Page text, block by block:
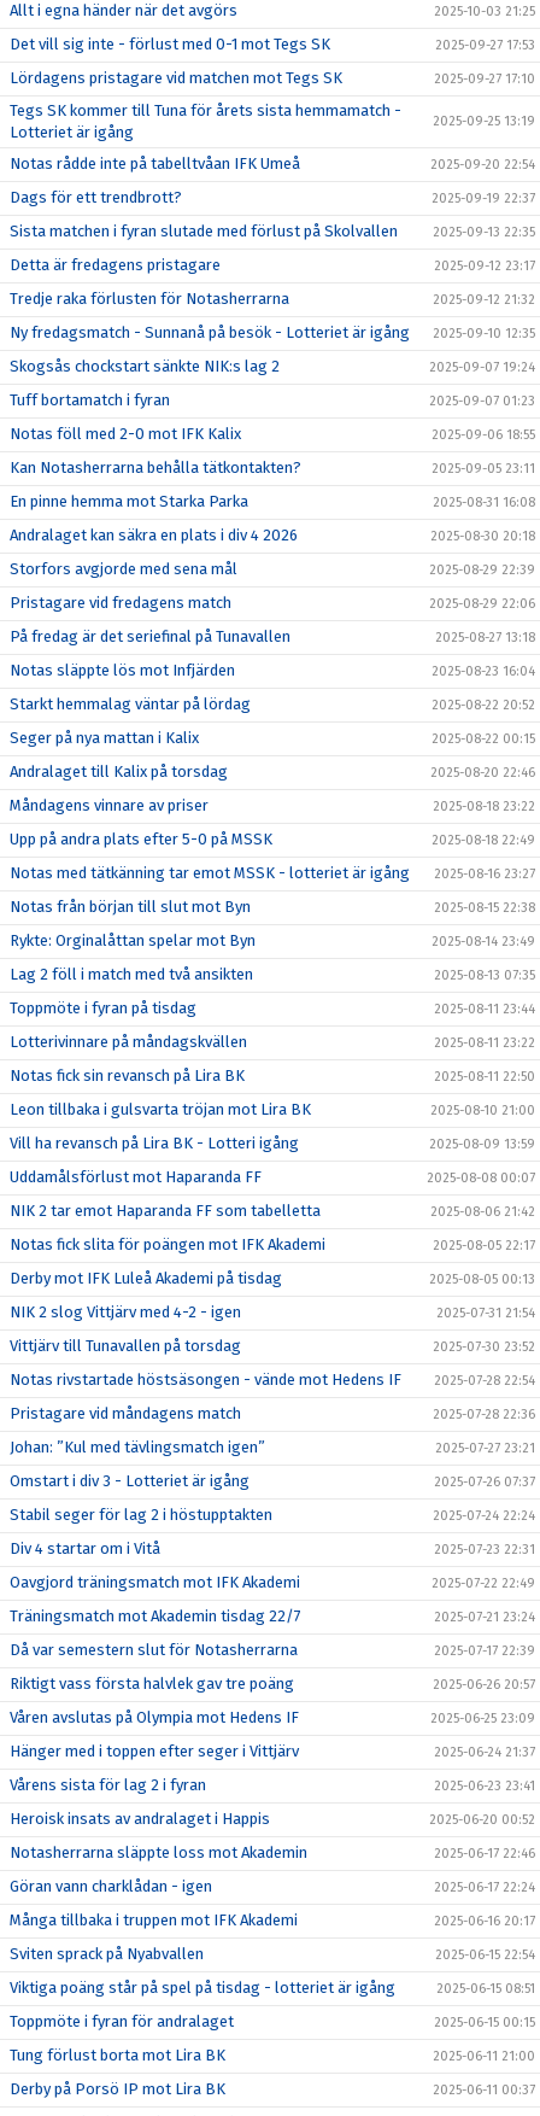
Allt i egna händer när det avgörs 2025-10-03 21:25
Det vill sig inte - förlust med 0-1 mot Tegs SK 2025-09-27 17:53
Lördagens pristagare vid matchen mot Tegs SK 2025-09-27 17:10
Tegs SK kommer till Tuna för årets sista hemmamatch -
Lotteriet är igång
2025-09-25 13:19
Notas rådde inte på tabelltvåan IFK Umeå 2025-09-20 22:54
Dags för ett trendbrott? 2025-09-19 22:37
Sista matchen i fyran slutade med förlust på Skolvallen 2025-09-13 22:35
Detta är fredagens pristagare 2025-09-12 23:17
Tredje raka förlusten för Notasherrarna 2025-09-12 21:32
Ny fredagsmatch - Sunnanå på besök - Lotteriet är igång 2025-09-10 12:35
Skogsås chockstart sänkte NIK:s lag 2 2025-09-07 19:24
Tuff bortamatch i fyran 2025-09-07 01:23
Notas föll med 2-0 mot IFK Kalix 2025-09-06 18:55
Kan Notasherrarna behålla tätkontakten? 2025-09-05 23:11
En pinne hemma mot Starka Parka 2025-08-31 16:08
Andralaget kan säkra en plats i div 4 2026 2025-08-30 20:18
Storfors avgjorde med sena mål 2025-08-29 22:39
Pristagare vid fredagens match 2025-08-29 22:06
På fredag är det seriefinal på Tunavallen 2025-08-27 13:18
Notas släppte lös mot Infjärden 2025-08-23 16:04
Starkt hemmalag väntar på lördag 2025-08-22 20:52
Seger på nya mattan i Kalix 2025-08-22 00:15
Andralaget till Kalix på torsdag 2025-08-20 22:46
Måndagens vinnare av priser 2025-08-18 23:22
Upp på andra plats efter 5-0 på MSSK 2025-08-18 22:49
Notas med tätkänning tar emot MSSK - lotteriet är igång 2025-08-16 23:27
Notas från början till slut mot Byn 2025-08-15 22:38
Rykte: Orginalåttan spelar mot Byn 2025-08-14 23:49
Lag 2 föll i match med två ansikten 2025-08-13 07:35
Toppmöte i fyran på tisdag 2025-08-11 23:44
Lotterivinnare på måndagskvällen 2025-08-11 23:22
Notas fick sin revansch på Lira BK 2025-08-11 22:50
Leon tillbaka i gulsvarta tröjan mot Lira BK 2025-08-10 21:00
Vill ha revansch på Lira BK - Lotteri igång 2025-08-09 13:59
Uddamålsförlust mot Haparanda FF 2025-08-08 00:07
NIK 2 tar emot Haparanda FF som tabelletta 2025-08-06 21:42
Notas fick slita för poängen mot IFK Akademi 2025-08-05 22:17
Derby mot IFK Luleå Akademi på tisdag 2025-08-05 00:13
NIK 2 slog Vittjärv med 4-2 - igen 2025-07-31 21:54
Vittjärv till Tunavallen på torsdag 2025-07-30 23:52
Notas rivstartade höstsäsongen - vände mot Hedens IF 2025-07-28 22:54
Pristagare vid måndagens match 2025-07-28 22:36
Johan: ”Kul med tävlingsmatch igen” 2025-07-27 23:21
Omstart i div 3 - Lotteriet är igång 2025-07-26 07:37
Stabil seger för lag 2 i höstupptakten 2025-07-24 22:24
Div 4 startar om i Vitå 2025-07-23 22:31
Oavgjord träningsmatch mot IFK Akademi 2025-07-22 22:49
Träningsmatch mot Akademin tisdag 22/7 2025-07-21 23:24
Då var semestern slut för Notasherrarna 2025-07-17 22:39
Riktigt vass första halvlek gav tre poäng 2025-06-26 20:57
Våren avslutas på Olympia mot Hedens IF 2025-06-25 23:09
Hänger med i toppen efter seger i Vittjärv 2025-06-24 21:37
Vårens sista för lag 2 i fyran 2025-06-23 23:41
Heroisk insats av andralaget i Happis 2025-06-20 00:52
Notasherrarna släppte loss mot Akademin 2025-06-17 22:46
Göran vann charklådan - igen 2025-06-17 22:24
Många tillbaka i truppen mot IFK Akademi 2025-06-16 20:17
Sviten sprack på Nyabvallen 2025-06-15 22:54
Viktiga poäng står på spel på tisdag - lotteriet är igång 2025-06-15 08:51
Toppmöte i fyran för andralaget 2025-06-15 00:15
Tung förlust borta mot Lira BK 2025-06-11 21:00
Derby på Porsö IP mot Lira BK 2025-06-11 00:37